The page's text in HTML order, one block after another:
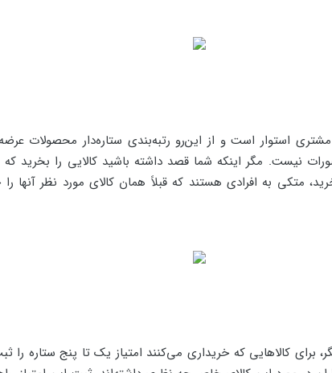
استوار است و از این‌رو رتبه‌بندی ستاره‌دار محصولات
نیست. مگر اینکه شما قصد داشته باشید کالایی را بخرید
متکی به افرادی هستند که قبلاً همان کالای مورد نظر آنها را
برای کالاهایی که خریداری می‌کنند امتیاز یک تا پنج ستاره